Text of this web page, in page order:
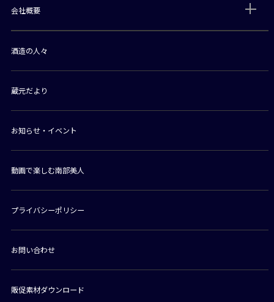
会社概要
酒造の人々
蔵元だより
お知らせ・イベント
動画で楽しむ南部美人
プライバシーポリシー
お問い合わせ
販促素材ダウンロード